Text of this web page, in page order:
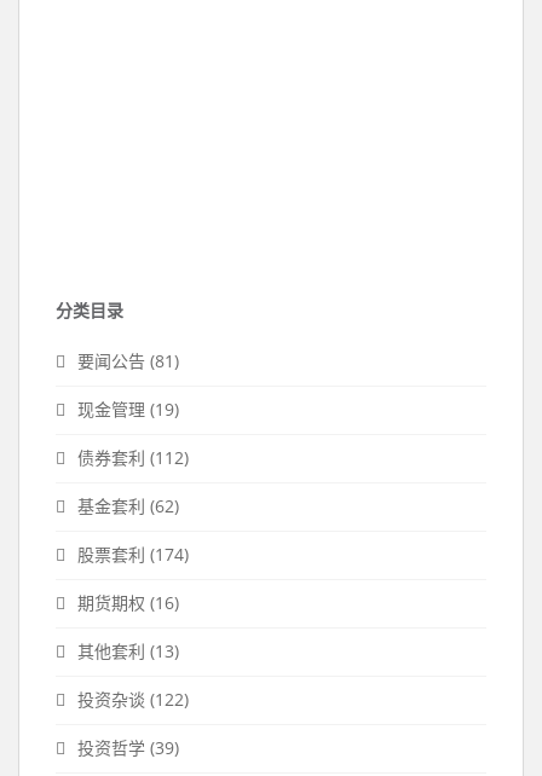
分类目录
要闻公告 (81)
现金管理 (19)
债券套利 (112)
基金套利 (62)
股票套利 (174)
期货期权 (16)
其他套利 (13)
投资杂谈 (122)
投资哲学 (39)